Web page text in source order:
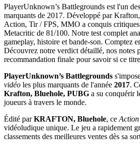
PlayerUnknown’s Battlegrounds est l'un
marquants de 2017. Développé par
Action, Tir / FPS, MMO a conquis critiques
Metacritic de 81/100. Notre test complet
gameplay, histoire et bande-son. Comptez
Découvrez notre verdict détaillé, nos notes
recommandation finale pour savoir si ce
PlayerUnknown’s Battlegrounds
vidéo les plus marquants de l'année 2017.
Krafton, Bluehole, PUBG a su conquérir
joueurs à travers le monde.
Édité parKRAFTON, Bluehole, ce Action
vidéoludique unique. Le jeu a rapidement
classements des meilleures ventes dès sa